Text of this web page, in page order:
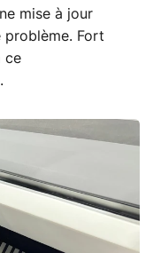
mise à jour
problème. Fort
ce